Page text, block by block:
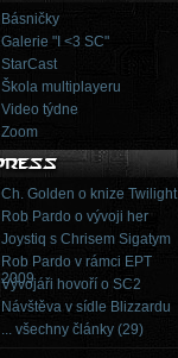
Básničky
Galerie "I <3 SC"
StarCast
Škola multiplayeru
Video týdne
Zoom
Ch. Golden o knize Twilight
Rob Pardo o vývoji her
Joystiq s Chrisem Sigatym
Rob Pardo v rámci EPT
2009
Vývojáři hovoří o SC2
Návštěva v sídle Blizzardu
... všechny články (29)